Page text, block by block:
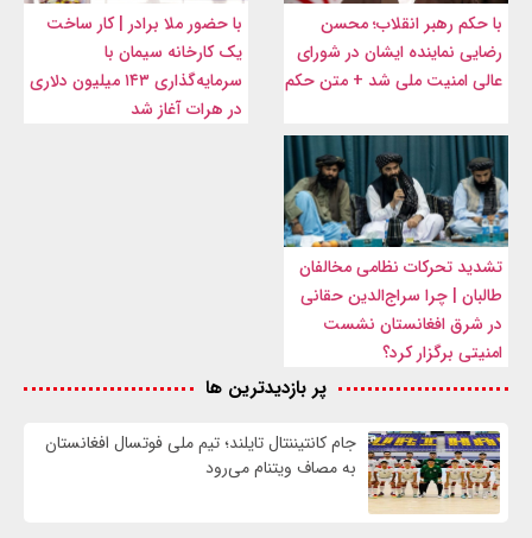
با حکم رهبر انقلاب؛ محسن
رضایی نماینده ایشان در شورای
عالی امنیت ملی شد + متن حکم
با حضور ملا برادر | کار ساخت
یک کارخانه سیمان با
سرمایه‌گذاری ۱۴۳ میلیون دلاری
در هرات آغاز شد
تشدید تحرکات نظامی مخالفان
طالبان | چرا سراج‌الدین حقانی
در شرق افغانستان نشست
امنیتی برگزار کرد؟
پر بازدیدترین ها
جام کانتیننتال تایلند؛ تیم ملی فوتسال افغانستان
به مصاف ویتنام می‌رود